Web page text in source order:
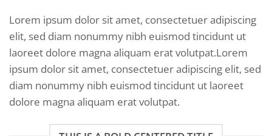
Lorem ipsum dolor sit amet, consectetuer adipiscing
elit, sed diam nonummy nibh euismod tincidunt ut
laoreet dolore magna aliquam erat volutpat.Lorem
ipsum dolor sit amet, consectetuer adipiscing elit, sed
diam nonummy nibh euismod tincidunt ut laoreet
dolore magna aliquam erat volutpat.